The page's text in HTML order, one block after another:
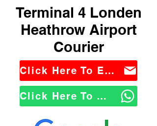
Terminal 4 Londen
Heathrow Airport
Courier
Click Here To Email Us
Click Here To WhatsApp Us